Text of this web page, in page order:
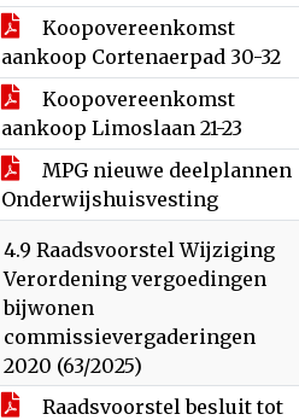
Koopovereenkomst
aankoop Cortenaerpad 30-32
Koopovereenkomst
aankoop Limoslaan 21-23
MPG nieuwe deelplannen
Onderwijshuisvesting
4.9 Raadsvoorstel Wijziging
Verordening vergoedingen
bijwonen
commissievergaderingen
2020 (63/2025)
Raadsvoorstel besluit tot